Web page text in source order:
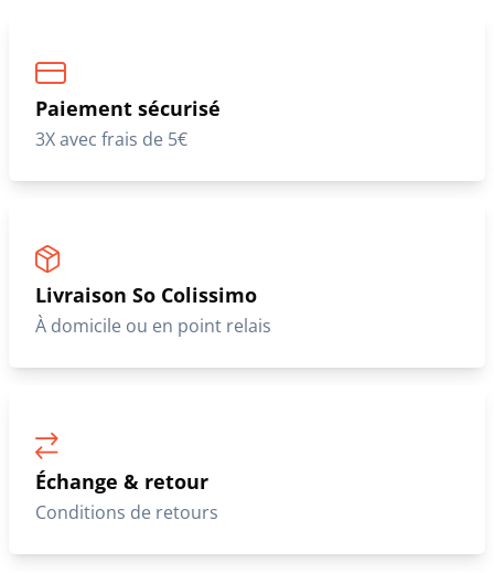
Paiement sécurisé
3X avec frais de 5€
Livraison So Colissimo
À domicile ou en point relais
Échange & retour
Conditions de retours